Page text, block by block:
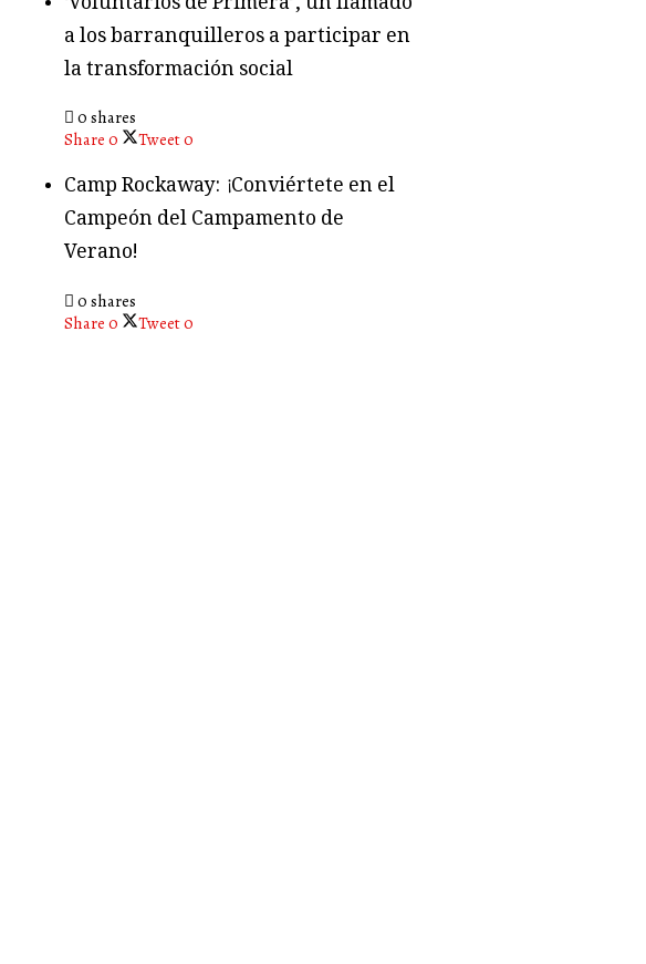
a los barranquilleros a participar en
la transformación social
0 shares
Share 0 Tweet0
Camp Rockaway: ¡Conviértete en el
Campeón del Campamento de
Verano!
0 shares
Share 0 Tweet0